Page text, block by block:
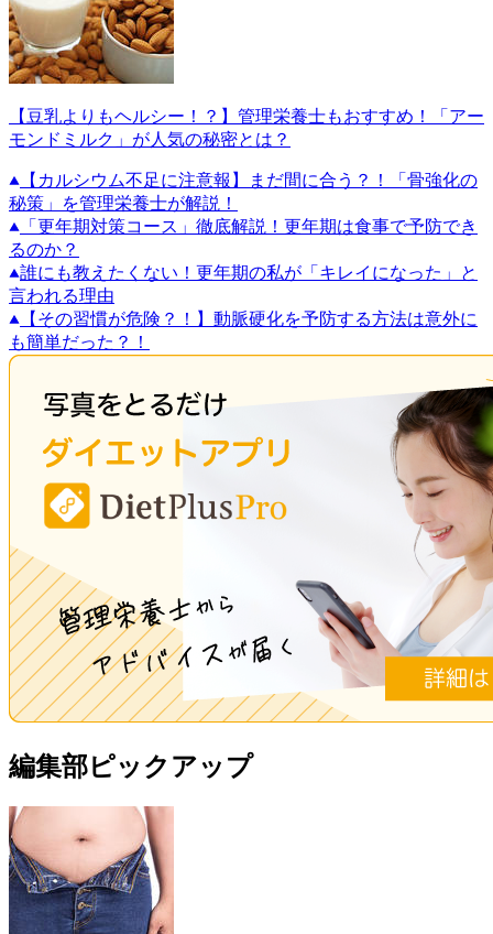
【豆乳よりもヘルシー！？】管理栄養士もおすすめ！「アー
モンドミルク」が人気の秘密とは？
【カルシウム不足に注意報】まだ間に合う？！「骨強化の
秘策」を管理栄養士が解説！
「更年期対策コース」徹底解説！更年期は食事で予防でき
るのか？
誰にも教えたくない！更年期の私が「キレイになった」と
言われる理由
【その習慣が危険？！】動脈硬化を予防する方法は意外に
も簡単だった？！
編集部ピックアップ